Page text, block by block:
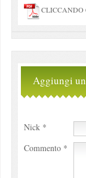
CLICCANDO
Aggiungi
Nick *
Commento *